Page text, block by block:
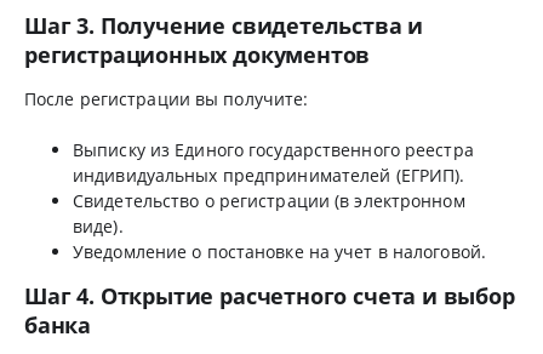
Шаг 3. Получение свидетельства и
регистрационных документов
После регистрации вы получите:
Выписку из Единого государственного реестра
индивидуальных предпринимателей (ЕГРИП).
Свидетельство о регистрации (в электронном
виде).
Уведомление о постановке на учет в налоговой.
Шаг 4. Открытие расчетного счета и выбор
банка